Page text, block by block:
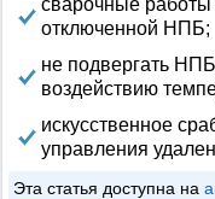
сварочные работы
отключенной НПБ;
не подвергать
воздействию
искусственное
управления
Эта статья доступна на